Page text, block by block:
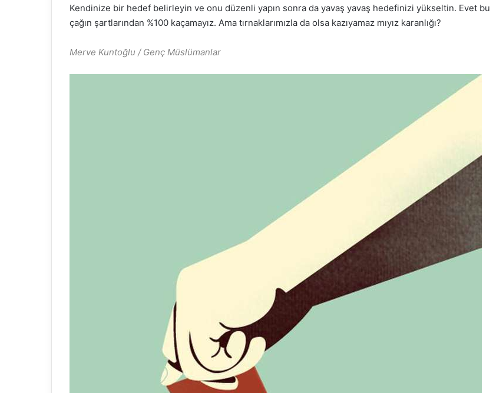
Kendinize bir hedef belirleyin ve onu düzenli yapın sonra da yavaş yavaş hedefinizi yükseltin. Evet bu
çağın şartlarından %100 kaçamayız. Ama tırnaklarımızla da olsa kazıyamaz mıyız karanlığı?
Merve Kuntoğlu / Genç Müslümanlar